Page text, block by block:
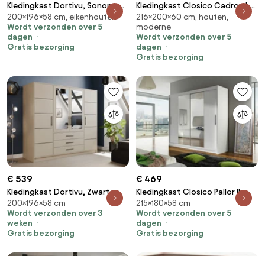
Kledingkast Dortivu, Sonoma
eik, Zilver, 200x196x58cm, 174
kg, Kledingkast deuren: Met
scharnieren
200×196×58 cm, eikenhouten
Wordt verzonden over 5
dagen
Gratis bezorging
Kledingkast Closico Cadron I,
Kasjmier, Zwart,
216x200x60cm, 203 kg,
Kledingkast deuren: Met
scharnieren
216×200×60 cm, houten,
moderne
Wordt verzonden over 5
dagen
Gratis bezorging
€ 539
Kledingkast Dortivu, Zwart,
Kasjmier, 200x196x58cm, 174
kg, Kledingkast deuren: Met
scharnieren
200×196×58 cm
Wordt verzonden over 3
weken
Gratis bezorging
€ 469
Kledingkast Closico Pallor II,
Wit, 215x180x58cm, 147 kg,
Kledingkast deuren: Schuivend,
Aantal planken: 5, Aantal
215×180×58 cm
Wordt verzonden over 5
dagen
Gratis bezorging